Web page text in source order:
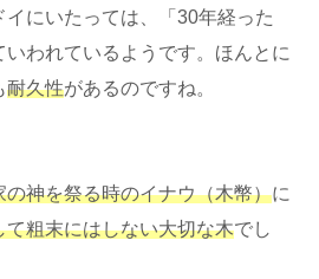
イにいたっては、「30年経った
いわれているようです。ほんとに
耐久性があるのですね。
の神を祭る時のイナウ（木幣）に
て粗末にはしない大切な木でし